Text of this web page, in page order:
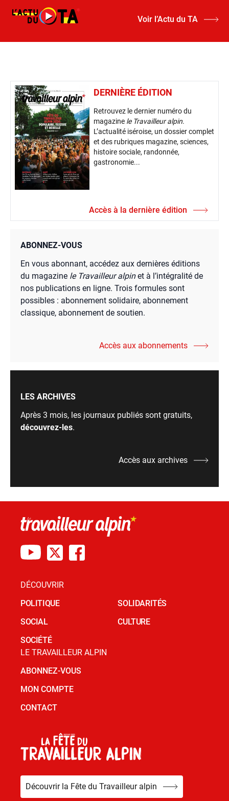
Voir l’Actu du TA
DERNIÈRE ÉDITION
Retrouvez le dernier numéro du
magazine le Travailleur alpin.
L’actualité iséroise, un dossier complet
et des rubriques magazine, sciences,
histoire sociale, randonnée,
gastronomie...
Accès à la dernière édition
ABONNEZ-VOUS
En vous abonnant, accédez aux dernières éditions
du magazine le Travailleur alpinet à l’intégralité de
nos publications en ligne. Trois formules sont
possibles : abonnement solidaire, abonnement
classique, abonnement de soutien.
Accès aux abonnements
LES ARCHIVES
Après 3 mois, les journaux publiés sont gratuits,
découvrez-les.
Accès aux archives
DÉCOUVRIR
POLITIQUE
SOCIAL
SOCIÉTÉ
SOLIDARITÉS
CULTURE
LE TRAVAILLEUR ALPIN
ABONNEZ-VOUS
MON COMPTE
CONTACT
Découvrir la Fête du Travailleur alpin